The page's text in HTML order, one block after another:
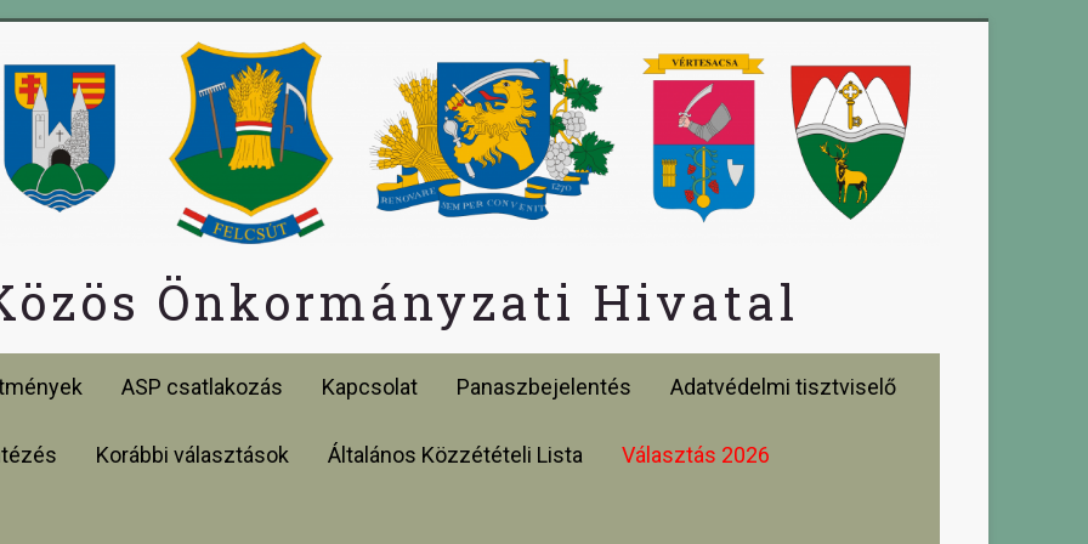
Önkormányzati Hivatal
ASP csatlakozás Kapcsolat Panaszbejelentés Adatvédelmi tisztviselő
Korábbi választások Általános Közzétételi Lista Választás 2026